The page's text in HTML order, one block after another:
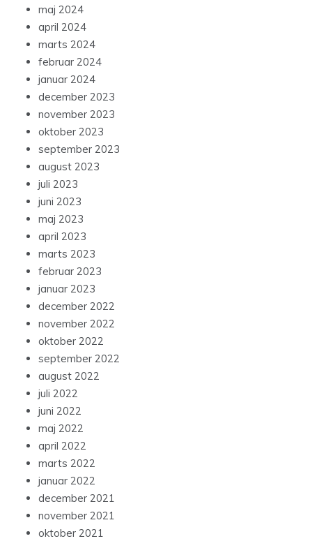
maj 2024
april 2024
marts 2024
februar 2024
januar 2024
december 2023
november 2023
oktober 2023
september 2023
august 2023
juli 2023
juni 2023
maj 2023
april 2023
marts 2023
februar 2023
januar 2023
december 2022
november 2022
oktober 2022
september 2022
august 2022
juli 2022
juni 2022
maj 2022
april 2022
marts 2022
januar 2022
december 2021
november 2021
oktober 2021